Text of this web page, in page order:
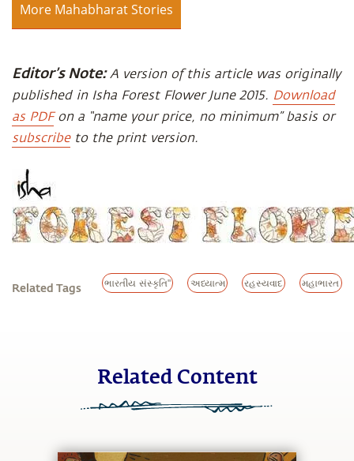
More Mahabharat Stories
Editor’s Note:A version of this article was originally
published in Isha Forest Flower June 2015. Download
as PDFon a “name your price, no minimum” basis or
subscribeto the print version.
Related Tags ભારતીય સંસ્કૃતિ" અધ્યાત્મ રહસ્યવાદ મહાભારત
Related Content